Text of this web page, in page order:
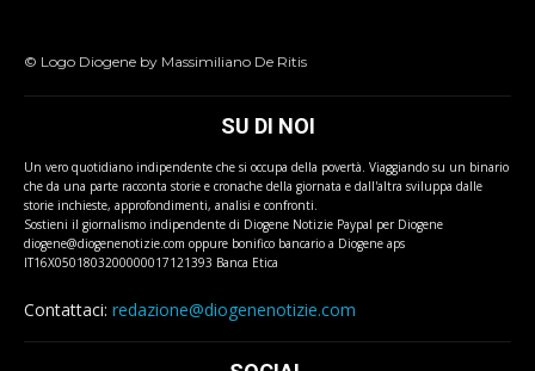
© Logo Diogene by Massimiliano De Ritis
SU DI NOI
Un vero quotidiano indipendente che si occupa della povertà. Viaggiando su un binario
che da una parte racconta storie e cronache della giornata e dall'altra sviluppa dalle
storie inchieste, approfondimenti, analisi e confronti.
Sostieni il giornalismo indipendente di Diogene Notizie Paypal per Diogene
diogene@diogenenotizie.com oppure bonifico bancario a Diogene aps
IT16X0501803200000017121393 Banca Etica
Contattaci: redazione@diogenenotizie.com